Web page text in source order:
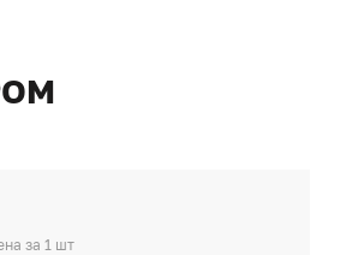
за 1 шт